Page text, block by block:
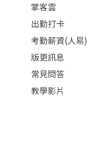
掌客雲
出勤打卡
考勤薪資(人易)
版更訊息
常見問答
教學影片